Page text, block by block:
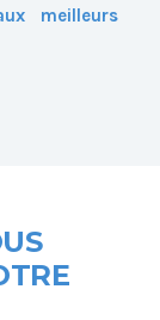
meilleurs